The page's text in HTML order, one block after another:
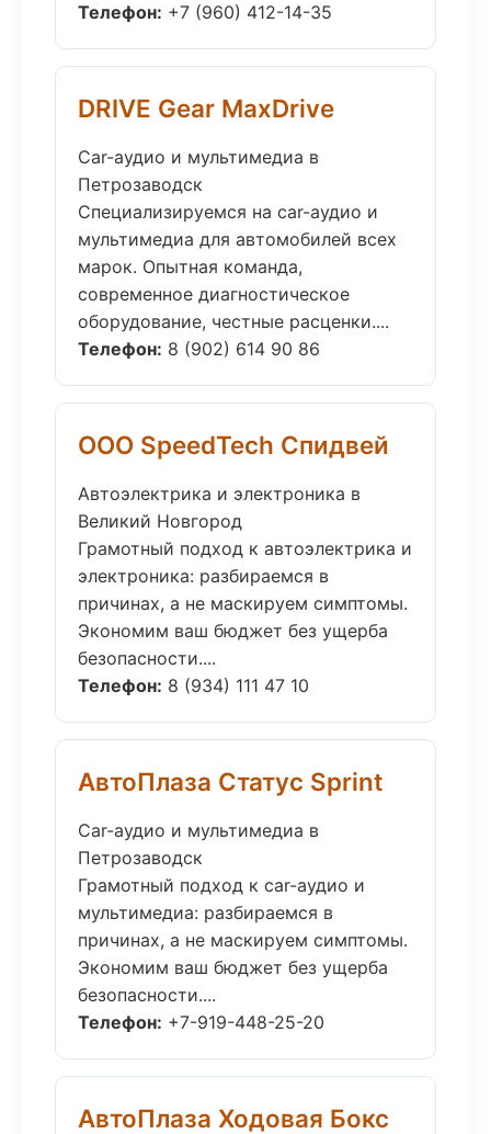
Телефон: +7 (960) 412-14-35
DRIVE Gear MaxDrive
Car-аудио и мультимедиа в
Петрозаводск
Специализируемся на car-аудио и
мультимедиа для автомобилей всех
марок. Опытная команда,
современное диагностическое
оборудование, честные расценки....
Телефон: 8 (902) 614 90 86
ООО SpeedTech Спидвей
Автоэлектрика и электроника в
Великий Новгород
Грамотный подход к автоэлектрика и
электроника: разбираемся в
причинах, а не маскируем симптомы.
Экономим ваш бюджет без ущерба
безопасности....
Телефон: 8 (934) 111 47 10
АвтоПлаза Статус Sprint
Car-аудио и мультимедиа в
Петрозаводск
Грамотный подход к car-аудио и
мультимедиа: разбираемся в
причинах, а не маскируем симптомы.
Экономим ваш бюджет без ущерба
безопасности....
Телефон: +7-919-448-25-20
АвтоПлаза Ходовая Бокс